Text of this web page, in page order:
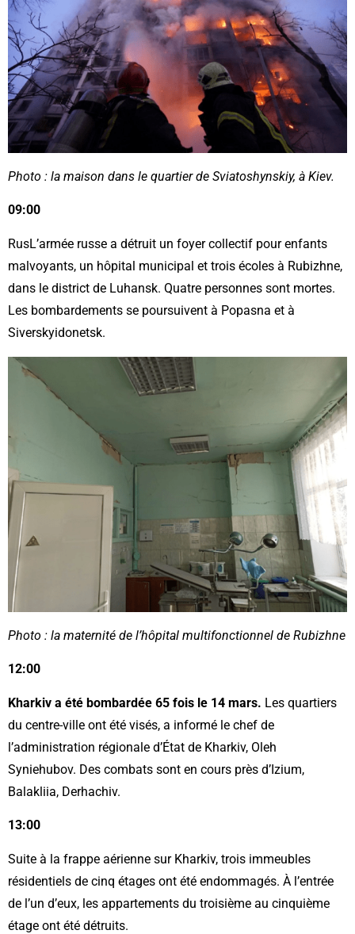
Photo : la maison dans le quartier de Sviatoshynskiy, à Kiev.
09:00
RusL’armée russe a détruit un foyer collectif pour enfants
malvoyants, un hôpital municipal et trois écoles à Rubizhne,
dans le district de Luhansk. Quatre personnes sont mortes.
Les bombardements se poursuivent à Popasna et à
Siverskyidonetsk.
Photo : la maternité de l’hôpital multifonctionnel de Rubizhne
12:00
Kharkiv a été bombardée 65 fois le 14 mars. Les quartiers
du centre-ville ont été visés, a informé le chef de
l’administration régionale d’État de Kharkiv, Oleh
Syniehubov. Des combats sont en cours près d’Izium,
Balakliia, Derhachiv.
13:00
Suite à la frappe aérienne sur Kharkiv, trois immeubles
résidentiels de cinq étages ont été endommagés. À l’entrée
de l’un d’eux, les appartements du troisième au cinquième
étage ont été détruits.